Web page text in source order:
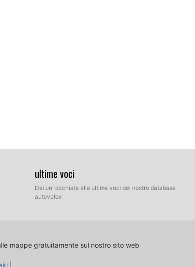
Express e la modalità manuale.
ultime voci
Dai un´occhiata alle ultime voci del nostro database
autovelox
mappe gratuitamente sul nostro sito web